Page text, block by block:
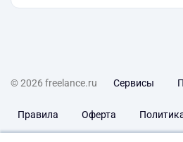
© 2026 freelance.ru Сервисы
Правила Оферта